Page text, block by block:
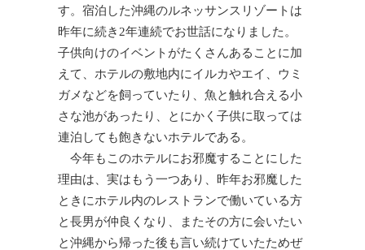
す。宿泊した沖縄のルネッサンスリゾートは
昨年に続き2年連続でお世話になりました。
子供向けのイベントがたくさんあることに加
えて、ホテルの敷地内にイルカやエイ、ウミ
ガメなどを飼っていたり、魚と触れ合える小
さな池があったり、とにかく子供に取っては
連泊しても飽きないホテルである。
今年もこのホテルにお邪魔することにした
理由は、実はもう一つあり、昨年お邪魔した
ときにホテル内のレストランで働いている方
と長男が仲良くなり、またその方に会いたい
と沖縄から帰った後も言い続けていたためぜ